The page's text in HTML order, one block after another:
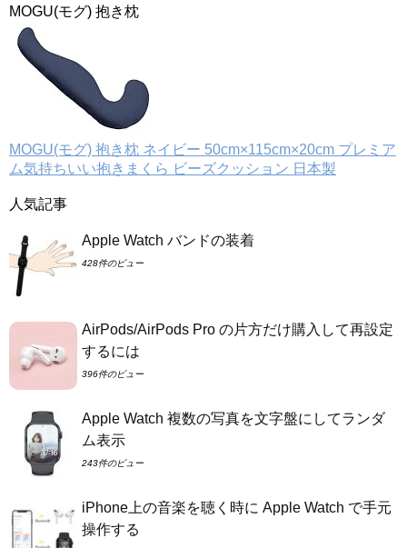
MOGU(モグ) 抱き枕
MOGU(モグ) 抱き枕 ネイビー 50cm×115cm×20cm プレミア
ム気持ちいい抱きまくら ビーズクッション 日本製
人気記事
Apple Watch バンドの装着
428件のビュー
AirPods/AirPods Pro の片方だけ購入して再設定
するには
396件のビュー
Apple Watch 複数の写真を文字盤にしてランダ
ム表示
243件のビュー
iPhone上の音楽を聴く時に Apple Watch で手元
操作する